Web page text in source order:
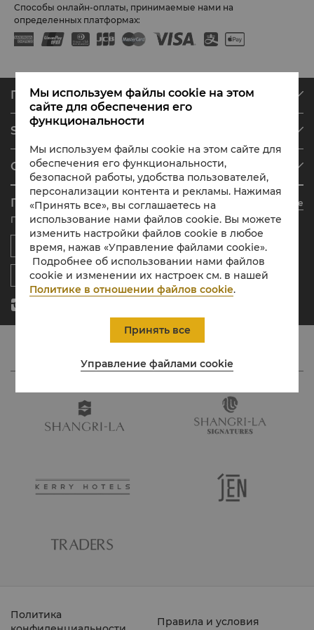
Способы онлайн-оплаты, принимаемые нами на
определенных платформах:
Поиск и бронирование
Наши отели
Найти бронирование
Встречи и мероприятия
Рестораны и бары
Shangri-La Circle
Обзор программы
Зарегистрироваться в Shangri-La Circle
Данные аккаунта
Часто задаваемые вопросы
О Shangri-La Group
О нас
Наши отельные бренды
Апартаменты
Контакты
Инвесторы
Вакансии
Глобальные гражданские инициативы
Новости
Приложение Shangri-La Circle
Узнать больше
Проживание, питание и покупки в любое время в любом месте
Политика
Правила и условия
Мы используем файлы cookie на этом
сайте для обеспечения его
функциональности
Мы используем файлы cookie на этом сайте для
обеспечения его функциональности,
безопасной работы, удобства пользователей,
персонализации контента и рекламы. Нажимая
«Принять все», вы соглашаетесь на
использование нами файлов cookie. Вы можете
изменить настройки файлов cookie в любое
время, нажав «Управление файлами cookie».
Подробнее об использовании нами файлов
cookie и изменении их настроек см. в нашей
Политике в отношении файлов cookie.
Управление файлами cookie
Принять все